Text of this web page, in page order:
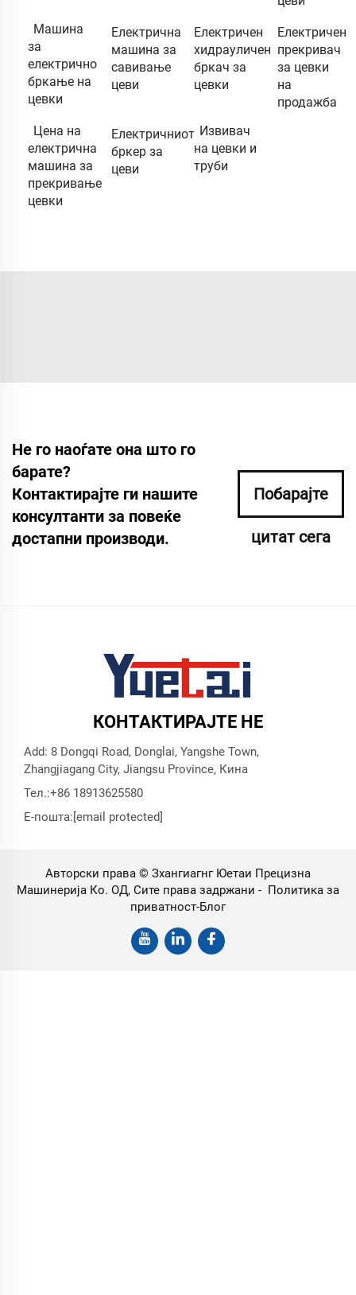
Машина
за
електрично
бркање на
цевки
Електрична
машина за
савивање
цеви
Електричен
хидрауличен
бркач за
цевки
Електричен
прекривач
за цевки
на
продажба
Цена на
електрична
машина за
прекривање
цевки
Електричниот
бркер за
цеви
Извивач
на цевки и
труби
Не го наоѓате она што го
барате?
Контактирајте ги нашите
консултанти за повеќе
достапни производи.
Побарајте
цитат сега
КОНТАКТИРАЈТЕ НЕ
Add: 8 Dongqi Road, Donglai, Yangshe Town,
Zhangjiagang City, Jiangsu Province, Кина
Тел.:+86 18913625580
Е-пошта:[email protected]
Авторски права © Зхангиагнг Юетаи Прецизна
Машинерија Ко. ОД, Сите права задржани - Политика за
приватност-Блог